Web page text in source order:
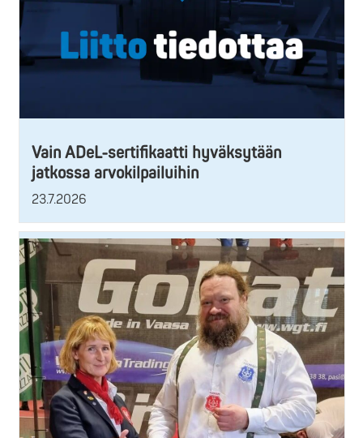
Vain ADeL-sertifikaatti hyväksytään
jatkossa arvokilpailuihin
23.7.2026